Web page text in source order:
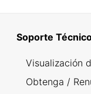
Soporte
Visualización
Obtenga /